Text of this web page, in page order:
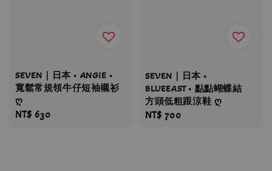
SEVEN｜日本 • ANGIE •
寬鬆常規領牛仔短袖襯衫
ღ
Regular
NT$ 630
SEVEN｜日本 •
BLUEEAST • 點點蝴蝶結
方頭低粗跟涼鞋 ღ
Regular
NT$ 700